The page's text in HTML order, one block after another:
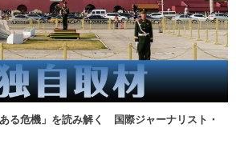
ある危機」を読み解く 国際ジャーナリスト・